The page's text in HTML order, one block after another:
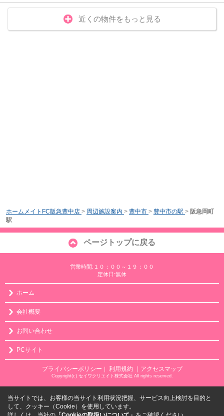
近くの物件をもっと見る
ホームメイトFC阪急豊中店 > 周辺施設案内 > 豊中市 > 豊中市の駅 > 阪急岡町
駅
ページトップに戻る
営業時間:１０：００～１９：００
定休日:無休
ホーム
会社概要
お問い合わせ
PCサイト
プライバシーポリシー ｜ 利用規約 ｜アクセスマップ
Copyright(c) セイワクリエイト株式会社 All rights reserved.
当サイトでは、お客様の当サイト利用状況把握、サービス向上検討を目的と
して、クッキー（Cookie）を使用しています。